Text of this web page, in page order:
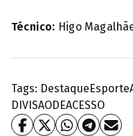
Técnico: Higo
Tags: Destaque Esporte
DIVISAODEACESSO